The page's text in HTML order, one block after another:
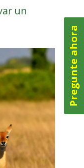
un
Pregunte ahora